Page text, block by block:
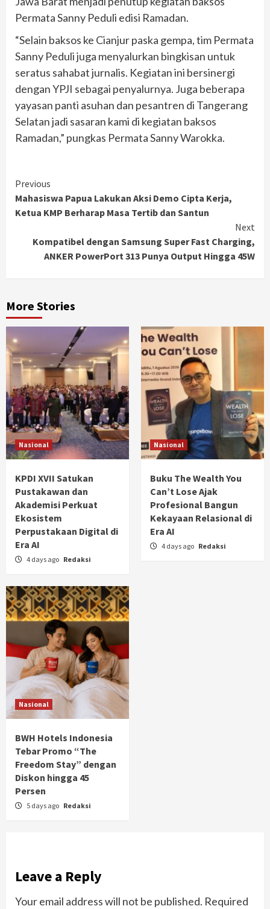
Permata Sanny Peduli edisi Ramadan.
“Selain baksos ke Cianjur paska gempa, tim Permata
Sanny Peduli juga menyalurkan bingkisan untuk
seratus sahabat jurnalis. Kegiatan ini bersinergi
dengan YPJI sebagai penyalurnya. Juga beberapa
yayasan panti asuhan dan pesantren di Tangerang
Selatan jadi sasaran kami di kegiatan baksos
Ramadan,” pungkas Permata Sanny Warokka.
Continue
Reading
Previous
Mahasiswa Papua Lakukan Aksi Demo Cipta Kerja,
Ketua KMP Berharap Masa Tertib dan Santun
Next
Kompatibel dengan Samsung Super Fast Charging,
ANKER PowerPort 313 Punya Output Hingga 45W
More Stories
Nasional
KPDI XVII Satukan
Pustakawan dan
Akademisi Perkuat
Ekosistem
Perpustakaan Digital di
Era AI
4 days ago Redaksi
Nasional
Buku The Wealth You
Can’t Lose Ajak
Profesional Bangun
Kekayaan Relasional di
Era AI
4 days ago Redaksi
Nasional
BWH Hotels Indonesia
Tebar Promo “The
Freedom Stay” dengan
Diskon hingga 45
Persen
5 days ago Redaksi
Leave a Reply
Your email address will not be published. Required